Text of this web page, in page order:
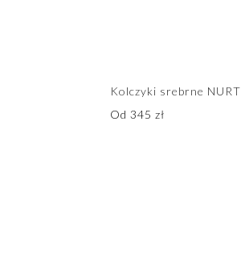
Kolczyki srebrne NURT
Od 345 zł